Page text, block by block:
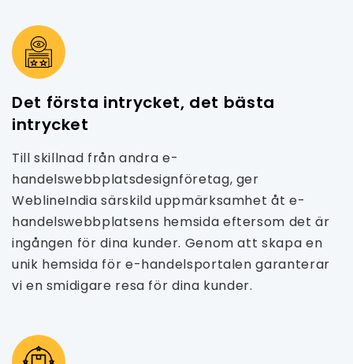
Det första intrycket, det bästa
intrycket
Till skillnad från andra e-
handelswebbplatsdesignföretag, ger
WeblineIndia särskild uppmärksamhet åt e-
handelswebbplatsens hemsida eftersom det är
ingången för dina kunder. Genom att skapa en
unik hemsida för e-handelsportalen garanterar
vi en smidigare resa för dina kunder.